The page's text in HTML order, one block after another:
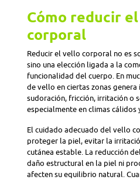
Cómo reducir
corporal
Reducir el vello corporal no es
sino una elección ligada a la
funcionalidad del cuerpo. En
de vello en ciertas zonas
sudoración, fricción, irritación o
especialmente en climas cálidos
El cuidado adecuado del vello
proteger la piel, evitar la
cutánea estable. La reducción
daño estructural en la piel ni
afecten su equilibrio natural.